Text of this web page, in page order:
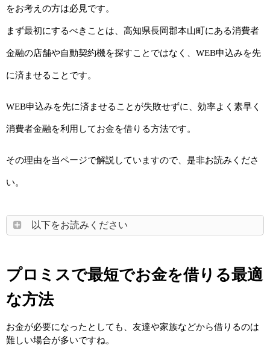
をお考えの方は必見です。
まず最初にするべきことは、高知県長岡郡本山町にある消費者
金融の店舗や自動契約機を探すことではなく、WEB申込みを先
に済ませることです。
WEB申込みを先に済ませることが失敗せずに、効率よく素早く
消費者金融を利用してお金を借りる方法です。
その理由を当ページで解説していますので、是非お読みくださ
い。
以下をお読みください
プロミスで最短でお金を借りる最適
な方法
お金が必要になったとしても、友達や家族などから借りるのは
難しい場合が多いですね。